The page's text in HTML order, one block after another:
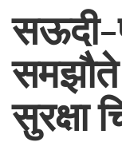
सऊदी-
सुरक्षा